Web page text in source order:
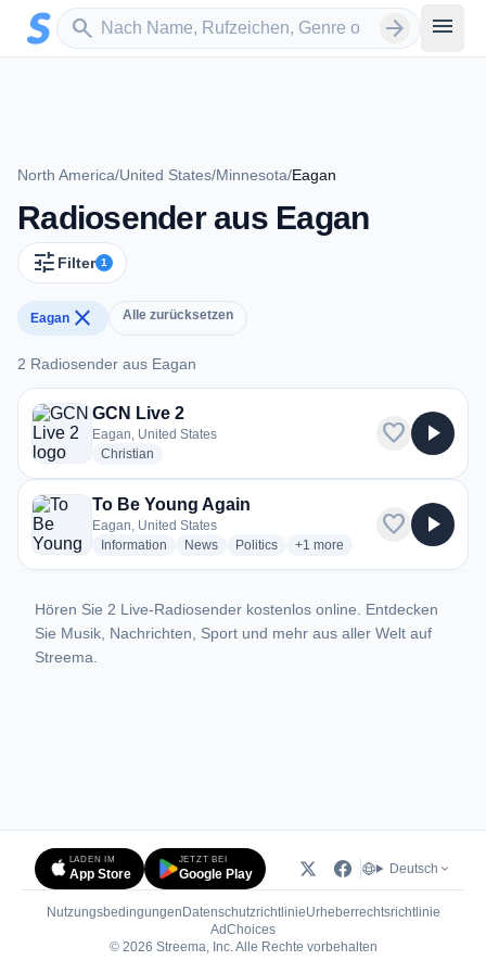
Zum Hauptinhalt springen
search
Sender suchen arrow_forward menu
North America/United States/Minnesota/Eagan
Radiosender aus Eagan
tune Filter 1
Eagan close Alle zurücksetzen
2 Radiosender aus Eagan
2 Radiosender aus Eagan
GCN Live 2
Eagan, United States
Christian
favorite play_arrow
To Be Young Again
Eagan, United States
Information radio stations
Newsradio stations
Politicsradio stations
+1 more genres for To Be Young
more
favorite play_arrow
Hören Sie 2 Live-Radiosender kostenlos online. Entdecken
Sie Musik, Nachrichten, Sport und mehr aus aller Welt auf
Streema.
LADEN IM
App Store
JETZT BEI
Google Play Deutsch
Nutzungsbedingungen DatenschutzrichtlinieUrheberrechtsrichtlinie
AdChoices(öffnet in neuem Tab)
© 2026 Streema, Inc. Alle Rechte vorbehalten